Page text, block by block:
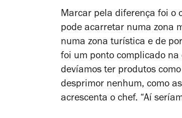
Marcar pela diferença foi o
pode acarretar numa zona
numa zona turística e de
foi um ponto complicado
devíamos ter produtos
desprimor nenhum, como
acrescenta o chef. “Aí